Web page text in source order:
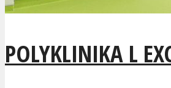
POLYKLINIKA L